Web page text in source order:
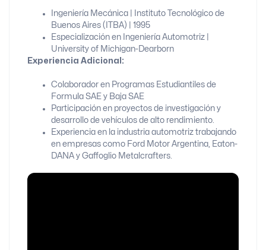
Ingeniería Mecánica | Instituto Tecnológico de
Buenos Aires (ITBA) | 1995
Especialización en Ingeniería Automotriz |
University of Michigan-Dearborn
Experiencia Adicional:
Colaborador en Programas Estudiantiles de
Formula SAE y Baja SAE
Participación en proyectos de investigación y
desarrollo de vehículos de alto rendimiento.
Experiencia en la industria automotriz trabajando
en empresas como Ford Motor Argentina, Eaton-
DANA y Gaffoglio Metalcrafters.